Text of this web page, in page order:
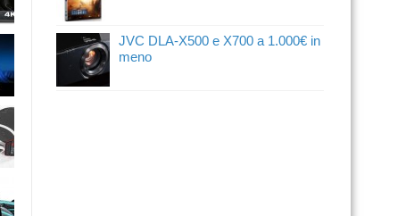
JVC DLA-X500 e X700 a 1.000€ in
meno